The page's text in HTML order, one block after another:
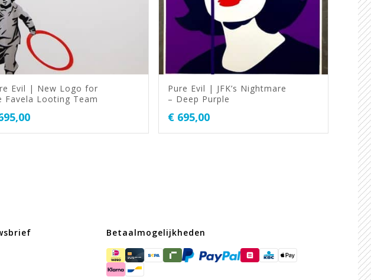
Evil | New Logo for
Favela Looting Team
Pure Evil | JFK’s Nightmare
– Deep Purple
€ 695,00
Betaalmogelijkheden